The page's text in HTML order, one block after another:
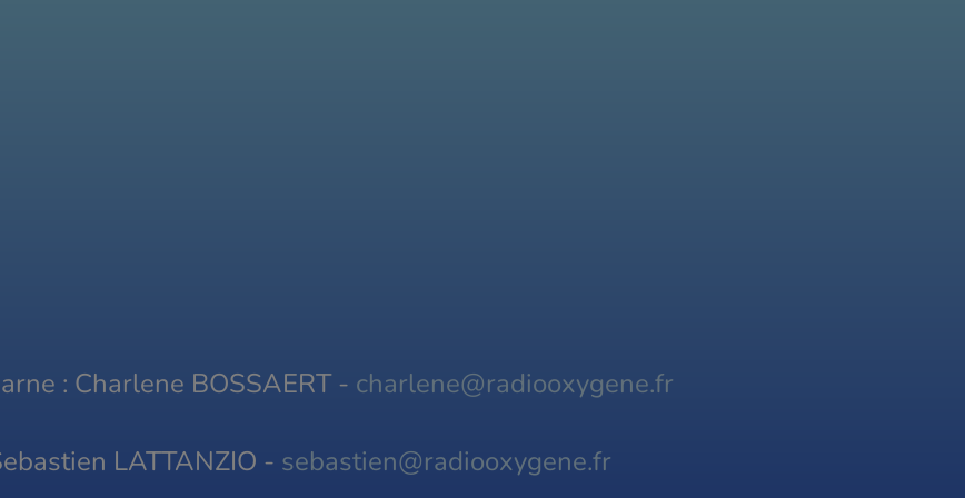
: Charlene BOSSAERT - charlene@radiooxygene.fr
LATTANZIO - sebastien@radiooxygene.fr